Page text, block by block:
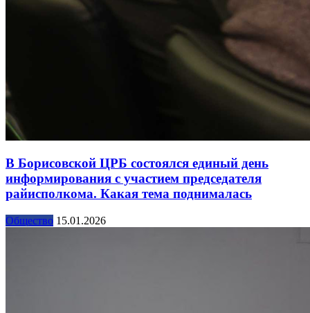
В Борисовской ЦРБ состоялся единый день
информирования с участием председателя
райисполкома. Какая тема поднималась
Общество 15.01.2026